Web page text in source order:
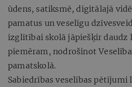
ūdens, satiksmē, digitālajā
pamatus un veselīgu
izglītībai skolā jāpiešķir daudz
piemēram, nodrošinot
pamatskolā.
Sabiedrības veselības pētījumi